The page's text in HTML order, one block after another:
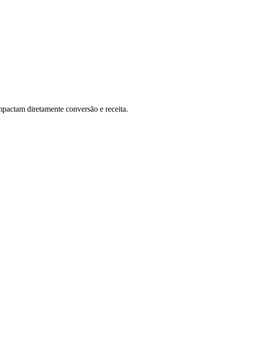
diretamente conversão e receita.